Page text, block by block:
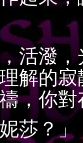
潑，
解的
，你
？」